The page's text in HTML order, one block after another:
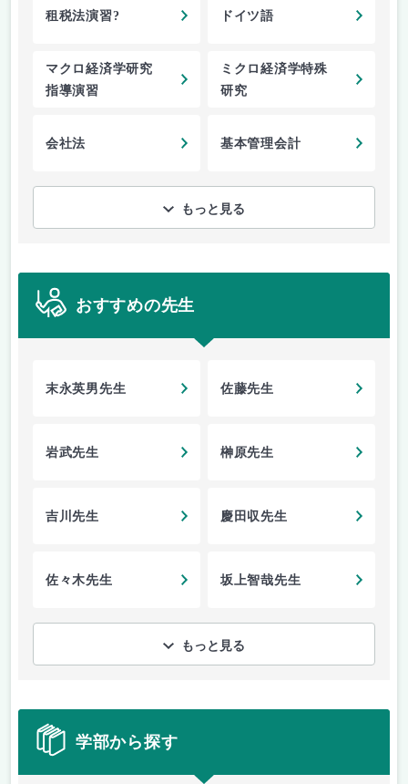
租税法演習? ドイツ語
マクロ経済学研究
指導演習
ミクロ経済学特殊
研究
会社法 基本管理会計
もっと見る
おすすめの先生
末永英男先生 佐藤先生
岩武先生 榊原先生
吉川先生 慶田収先生
佐々木先生 坂上智哉先生
もっと見る
学部から探す